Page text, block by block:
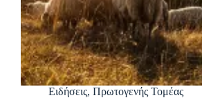
Ειδήσεις, Πρωτογενής Τομέας